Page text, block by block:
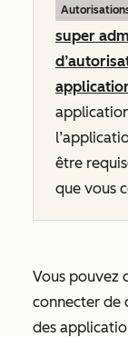
super
être
que vous
Vous pouvez
connecter de
des